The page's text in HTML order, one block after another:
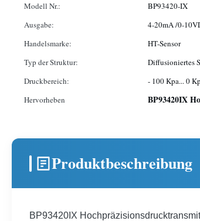
Modell Nr.: BP93420-IX
Ausgabe:
4-20mA /0-
Handelsmarke:
HT-Sensor
Typ der Struktur:
Diffusioniertes
Druckbereich:
- 100 Kpa... 0
Hervorheben
BP93420IX
Produktbeschreibung
BP93420IX